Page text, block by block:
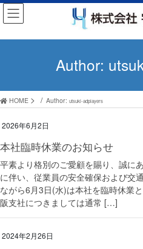
コ
ン
テ
へ
ス
キ
ッ
プ
ナ
ビ
ゲ
ョ
ン
に
移
動
Author:
HOME Author: utsuki-adplayers
2026年6月2日
本社臨時休業のお知らせ
平素より格別のご愛顧を賜り、誠に
に伴い、従業員の安全確保および交
ながら6月3日(水)は本社を臨時休業
阪支社につきましては通常 […]
2024年2月26日